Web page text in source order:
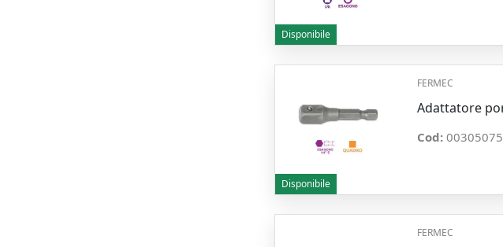
Disponibile
Disponibile
FERMEC
Adattatore
Cod: 00305075
FERMEC